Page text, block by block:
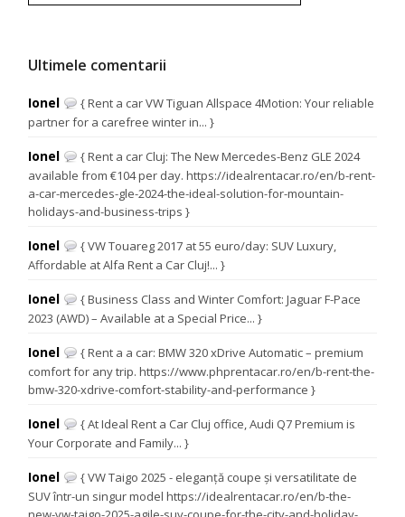
Ultimele comentarii
Ionel
{ Rent a car VW Tiguan Allspace 4Motion: Your reliable
partner for a carefree winter in... }
Ionel
{ Rent a car Cluj: The New Mercedes-Benz GLE 2024
available from €104 per day. https://idealrentacar.ro/en/b-rent-
a-car-mercedes-gle-2024-the-ideal-solution-for-mountain-
holidays-and-business-trips }
Ionel
{ VW Touareg 2017 at 55 euro/day: SUV Luxury,
Affordable at Alfa Rent a Car Cluj!... }
Ionel
{ Business Class and Winter Comfort: Jaguar F-Pace
2023 (AWD) – Available at a Special Price... }
Ionel
{ Rent a a car: BMW 320 xDrive Automatic – premium
comfort for any trip. https://www.phprentacar.ro/en/b-rent-the-
bmw-320-xdrive-comfort-stability-and-performance }
Ionel
{ At Ideal Rent a Car Cluj office, Audi Q7 Premium is
Your Corporate and Family... }
Ionel
{ VW Taigo 2025 - eleganță coupe și versatilitate de
SUV într-un singur model https://idealrentacar.ro/en/b-the-